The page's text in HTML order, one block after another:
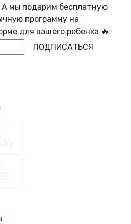
А мы подарим бесплатную
программу на
для вашего ребенка 🔥
ПОДПИСАТЬСЯ